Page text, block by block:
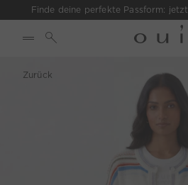
Finde deine perfekte Passform: jetzt
Zurück